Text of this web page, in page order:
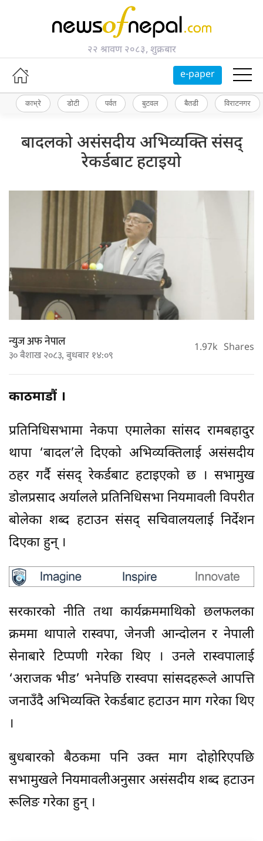
२२ श्रावण २०८३, शुक्रबार
e-paper
काभ्रे डोटी पर्वत बुटवल बैतडी विराटनगर
बादलको असंसदीय अभिव्यक्ति संसद्
रेकर्डबाट हटाइयो
न्युज अफ नेपाल
३० बैशाख २०८३, बुधबार १४:०९ 1.97k Shares
काठमाडौं ।
प्रतिनिधिसभामा नेकपा एमालेका सांसद रामबहादुर
थापा ‘बादल’ले दिएको अभिव्यक्तिलाई असंसदीय
ठहर गर्दै संसद् रेकर्डबाट हटाइएको छ । सभामुख
डोलप्रसाद अर्यालले प्रतिनिधिसभा नियमावली विपरीत
बोलेका शब्द हटाउन संसद् सचिवालयलाई निर्देशन
दिएका हुन् ।
सरकारको नीति तथा कार्यक्रममाथिको छलफलका
क्रममा थापाले रास्वपा, जेनजी आन्दोलन र नेपाली
सेनाबारे टिप्पणी गरेका थिए । उनले रास्वपालाई
‘अराजक भीड’ भनेपछि रास्वपा सांसदहरूले आपत्ति
जनाउँदै अभिव्यक्ति रेकर्डबाट हटाउन माग गरेका थिए
।
बुधबारको बैठकमा पनि उक्त माग दोहोरिएपछि
सभामुखले नियमावलीअनुसार असंसदीय शब्द हटाउन
रूलिङ गरेका हुन् ।